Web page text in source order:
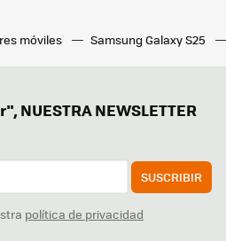
móviles Samsung Galaxy S25
NUESTRA NEWSLETTER
SUSCRIBIR
política de privacidad